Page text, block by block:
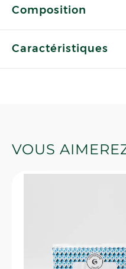
Composition
Caractéristiques
VOUS